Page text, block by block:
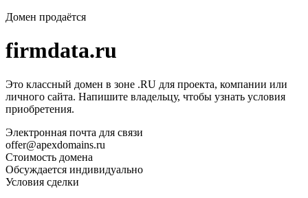
Домен продаётся
firmdata.ru
Это классный домен в зоне .RU для проекта, компании или
личного сайта. Напишите владельцу, чтобы узнать условия
приобретения.
Электронная почта для связи
offer@apexdomains.ru
Стоимость домена
Обсуждается индивидуально
Условия сделки